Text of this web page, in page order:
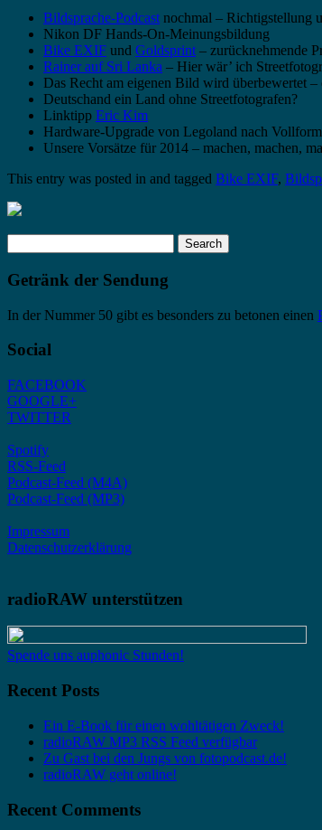
Bildsprache-Podcast nochmal – Richtigstellung
Nikon DF Hands-On-Meinungsbildung
Bike EXIF und Goldsprint – zurücknehmende
Rainer auf Sri Lanka – Hier wär’ ich
Das Recht am eigenen Bild wird überbewertet –
Deutschand ein Land ohne Streetfotografen?
Linktipp Eric Kim
Hardware-Upgrade von Legoland nach
Unsere Vorsätze für 2014 – machen, machen,
This entry was posted in and tagged Bike EXIF,
for:
Getränk der Sendung
In der Nummer 50 gibt es besonders zu betonen einen
Social
FACEBOOK
GOOGLE+
TWITTER
Spotify
RSS-Feed
Podcast-Feed (M4A)
Podcast-Feed (MP3)
Impressum
Datenschutzerklärung
radioRAW unterstützen
Spende uns auphonic Stunden!
Recent Posts
Ein E-Book für einen wohltätigen Zweck!
radioRAW MP3 RSS Feed verfügbar
Zu Gast bei den Jungs von fotopodcast.de!
radioRAW geht online!
Recent Comments